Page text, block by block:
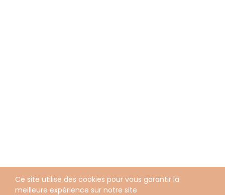
Ce site utilise des cookies pour vous garantir la
meilleure expérience sur notre site